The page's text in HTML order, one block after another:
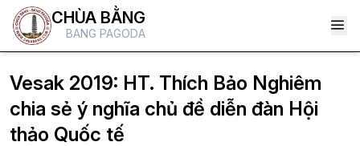
CHÙA BẰNG
BANG PAGODA
Vesak 2019: HT. Thích Bảo Nghiêm
chia sẻ ý nghĩa chủ đề diễn đàn Hội
thảo Quốc tế